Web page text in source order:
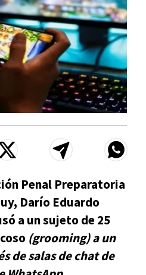
Penal Preparatoria
Darío Eduardo
a un sujeto de 25
(grooming) a un
de salas de chat de